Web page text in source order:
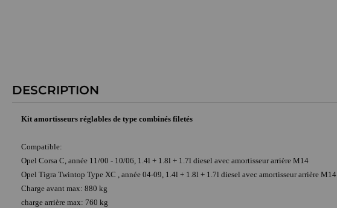
DESCRIPTION
Kit amortisseurs réglables de type combinés filetés
Compatible:
Opel Corsa C, année 11/00 - 10/06, 1.4l + 1.8l + 1.7l diesel avec amortisseur arrière M14
Opel Tigra Twintop Type XC , année 04-09, 1.4l + 1.8l + 1.7l diesel avec amortisseur arrière M14
Charge avant max: 880 kg
charge arrière max: 760 kg